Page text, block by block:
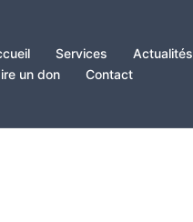
Services Actualités
un don
Contact